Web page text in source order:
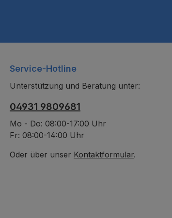
Service-Hotline
Unterstützung und Beratung unter:
04931 9809681
Mo - Do: 08:00-17:00 Uhr
Fr: 08:00-14:00 Uhr
Oder über unser Kontaktformular.